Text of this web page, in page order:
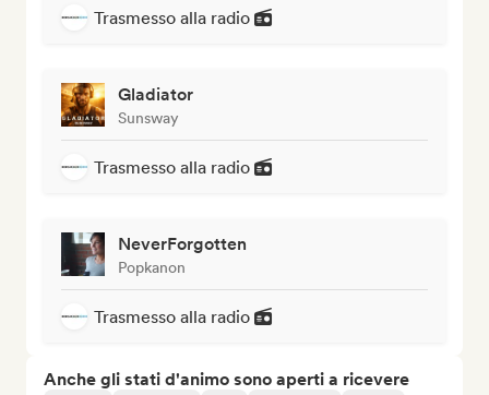
Trasmesso alla radio
Gladiator
Sunsway
Trasmesso alla radio
NeverForgotten
Popkanon
Trasmesso alla radio
Anche gli stati d'animo sono aperti a ricevere